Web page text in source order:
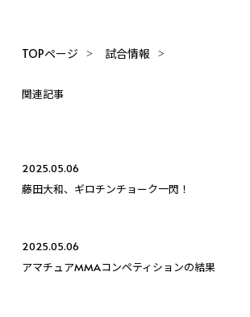
TOPページ 試合情報
関連記事
2025.05.06
藤田大和、ギロチンチョーク一閃！
2025.05.06
アマチュアMMAコンペティションの結果